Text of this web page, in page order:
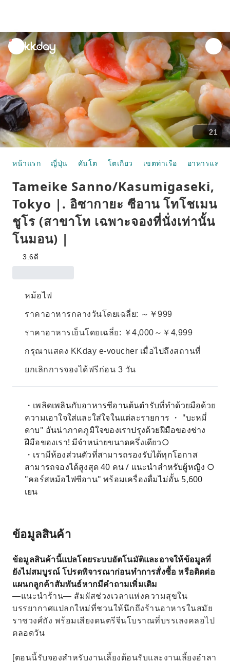
unread
notifications
21
หน้าแรก ญี่ปุ่น คันโต โตเกียว เขตท่าเรือ อาหารและห้
Tameike Sanno/Kasumigaseki,
Tokyo |. อิซากายะ ซีอาน โทโชเมน
ชูโร (สาขาโท เฉพาะจองที่นั่งเท่านั้น
โนมอน) |
3.6ดี
หม้อไฟ
ราคาอาหารกลางวันโดยเฉลี่ย: ～￥999
ราคาอาหารเย็นโดยเฉลี่ย: ￥4,000～￥4,999
กรุณาแสดง KKday e-voucher เมื่อไปถึงสถานที่
ยกเลิกการจองได้ฟรีก่อน 3 วัน
・เพลิดเพลินกับอาหารซีอานต้นตำรับที่ทำด้วยมือด้วย
ความเอาใจใส่และใส่ใจในแต่ละรายการ ・ "บะหมี่
ดาบ" อันน่าภาคภูมิใจของเราปรุงด้วยฝีมือของช่าง
ฝีมือของเรา! มีจำหน่ายขนาดครึ่งเดียว○
・เรามีห้องส่วนตัวที่สามารถรองรับได้ทุกโอกาส
สามารถจองได้สูงสุด 40 คน / แนะนำสำหรับผู้หญิง ○
"คอร์สหม้อไฟซีอาน" พร้อมเครื่องดื่มไม่อั้น 5,600
เยน
ข้อมูลสินค้า
ข้อมูลสินค้านี้แปลโดยระบบอัตโนมัติและอาจให้ข้อมูลที่
ยังไม่สมบูรณ์ โปรดพิจารณาก่อนทำการสั่งซื้อ หรือติดต่อ
แผนกลูกค้าสัมพันธ์หากมีคำถามเพิ่มเติม
—แนะนำร้าน— สัมผัสช่วงเวลาแห่งความสุขใน
บรรยากาศแปลกใหม่ที่ชวนให้นึกถึงร้านอาหารในสมัย
ราชวงศ์ถัง พร้อมเสียงดนตรีจีนโบราณที่บรรเลงคลอไป
ตลอดวัน
[ตอนนี้รับจองสำหรับงานเลี้ยงต้อนรับและงานเลี้ยงอำลา